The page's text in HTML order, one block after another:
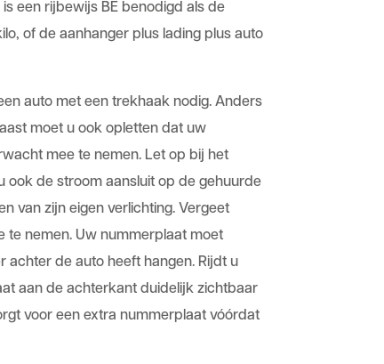
een rijbewijs BE benodigd als de
of de aanhanger plus lading plus auto
auto met een trekhaak nodig. Anders
moet u ook opletten dat uw
mee te nemen. Let op bij het
ook de stroom aansluit op de gehuurde
van zijn eigen verlichting. Vergeet
te nemen. Uw nummerplaat moet
achter de auto heeft hangen. Rijdt u
aan de achterkant duidelijk zichtbaar
voor een extra nummerplaat vóórdat